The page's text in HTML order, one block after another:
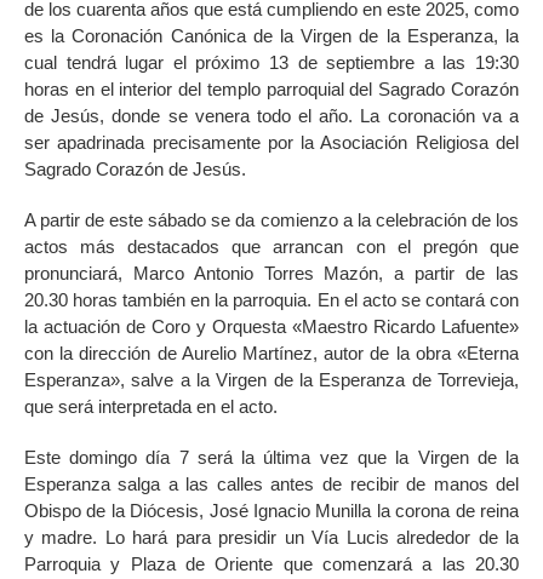
de los cuarenta años que está cumpliendo en este 2025, como
es la Coronación Canónica de la Virgen de la Esperanza, la
cual tendrá lugar el próximo 13 de septiembre a las 19:30
horas en el interior del templo parroquial del Sagrado Corazón
de Jesús, donde se venera todo el año. La coronación va a
ser apadrinada precisamente por la Asociación Religiosa del
Sagrado Corazón de Jesús.
A partir de este sábado se da comienzo a la celebración de los
actos más destacados que arrancan con el pregón que
pronunciará, Marco Antonio Torres Mazón, a partir de las
20.30 horas también en la parroquia. En el acto se contará con
la actuación de Coro y Orquesta «Maestro Ricardo Lafuente»
con la dirección de Aurelio Martínez, autor de la obra «Eterna
Esperanza», salve a la Virgen de la Esperanza de Torrevieja,
que será interpretada en el acto.
Este domingo día 7 será la última vez que la Virgen de la
Esperanza salga a las calles antes de recibir de manos del
Obispo de la Diócesis, José Ignacio Munilla la corona de reina
y madre. Lo hará para presidir un Vía Lucis alrededor de la
Parroquia y Plaza de Oriente que comenzará a las 20.30